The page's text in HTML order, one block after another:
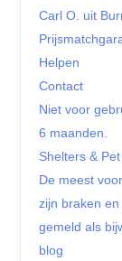
Carl O. uit
Helpen
Contact
Niet voor
6 maanden.
Shelters &
De meest
zijn braken
gemeld als
blog